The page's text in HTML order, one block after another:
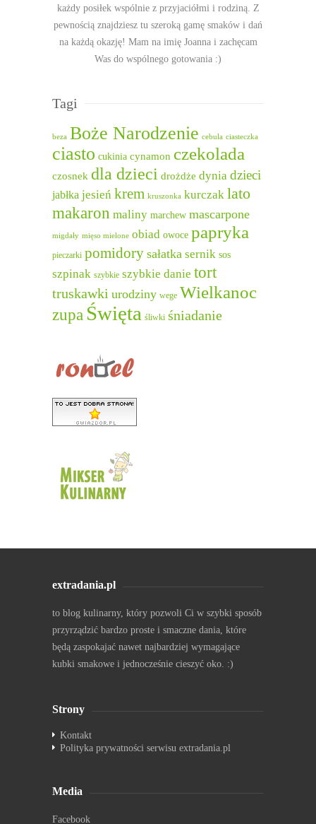
każdy posiłek wspólnie z przyjaciółmi i rodziną. Z
pewnością znajdziesz tu szeroką gamę smaków i dań
na każdą okazję! Mam na imię Joanna i zachęcam
Was do wspólnego gotowania :)
Tagi
beza Boże Narodzenie cebula ciasteczka
ciasto cukinia cynamon czekolada
czosnek dla dzieci drożdże dynia dzieci
jabłka jesień krem kruszonka kurczak lato
makaron maliny marchew mascarpone
migdały mięso mielone obiad owoce papryka
pieczarki pomidory sałatka sernik sos
szpinak szybkie szybkie danie tort
truskawki urodziny wege Wielkanoc
zupa Święta śliwki śniadanie
extradania.pl
to blog kulinarny, który pozwoli Ci w szybki sposób
przyrządzić bardzo proste i smaczne dania, które
będą zaspokajać nawet najbardziej wymagające
kubki smakowe i jednocześnie cieszyć oko. :)
Strony
Kontakt
Polityka prywatności serwisu extradania.pl
Media
Facebook